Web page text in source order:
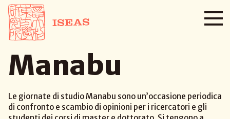
Manabu
Le giornate di studio Manabu sono un’occasione periodica
di confronto e scambio di opinioni per i ricercatori e gli